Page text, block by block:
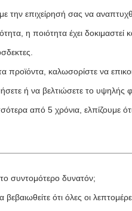
επιχείρησή σας να
η ποιότητα έχει δοκιμαστεί
προϊόντα, καλωσορίστε να
ή να βελτιώσετε το υψηλής
από 5 χρόνια, ελπίζουμε
συντομότερο δυνατόν;
ότι όλες οι